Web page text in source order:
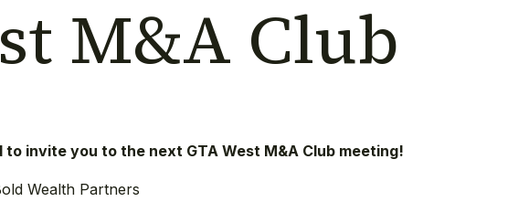
M&A Club
to invite you to the next GTA West M&A Club meeting!
Wealth Partners